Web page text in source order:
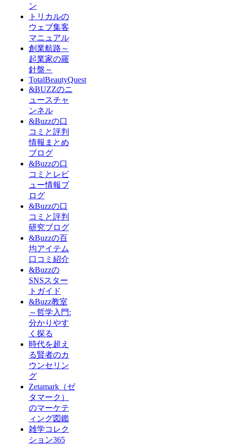
ン
トリカルの
ウェブ集客
マニュアル
創業航路～
起業家の羅
針盤～
TotalBeautyQuest
&BUZZのニ
ュースチャ
ンネル
&Buzzの口
コミと評判
情報まとめ
ブログ
&Buzzの口
コミとレビ
ュー情報ブ
ログ
&Buzzの口
コミと評判
研究ブログ
&Buzzの百
均アイテム
口コミ紹介
&Buzzの
SNSスター
トガイド
&Buzz教室
～哲学入門:
分かりやす
く探る
時代を超え
る賢者のカ
ウンセリン
グ
Zetamark（ゼ
タマーク）
のマーケテ
ィング図鑑
雑学コレク
ション365